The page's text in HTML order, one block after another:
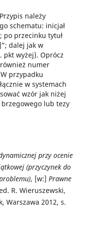
należy
schematu: inicjał
po przecinku tytuł
dalej jak w
pkt wyżej). Oprócz
numer
przypadku
w systemach
wzór jak niżej
lub tezy
przy ocenie
(przyczynek do
, [w:] Prawne
R. Wieruszewski,
Warszawa 2012, s.